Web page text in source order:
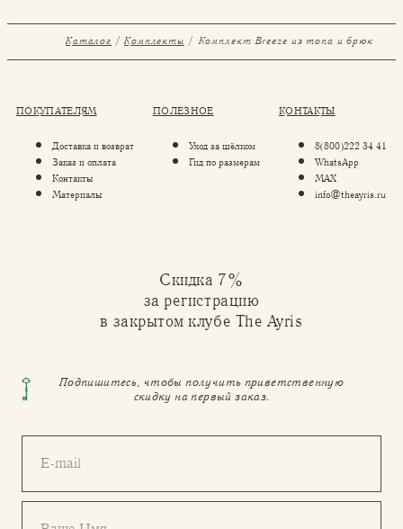
Каталог Комплекты ⁠⁠Комплект Breeze из топа и брюк
ПОКУПАТЕЛЯМ
Доставка и возврат
Заказ и оплата
Контакты
Материалы
ПОЛЕЗНОЕ
Уход за шёлком
Гид по размерам
КОНТАКТЫ
8(800)222 34 41
WhatsApp
MAX
info@theayris.ru
Скидка 7%
за регистрацию
в закрытом клубе The Ayris
Подпишитесь, чтобы получить приветственную
скидку на первый заказ.
E-mail